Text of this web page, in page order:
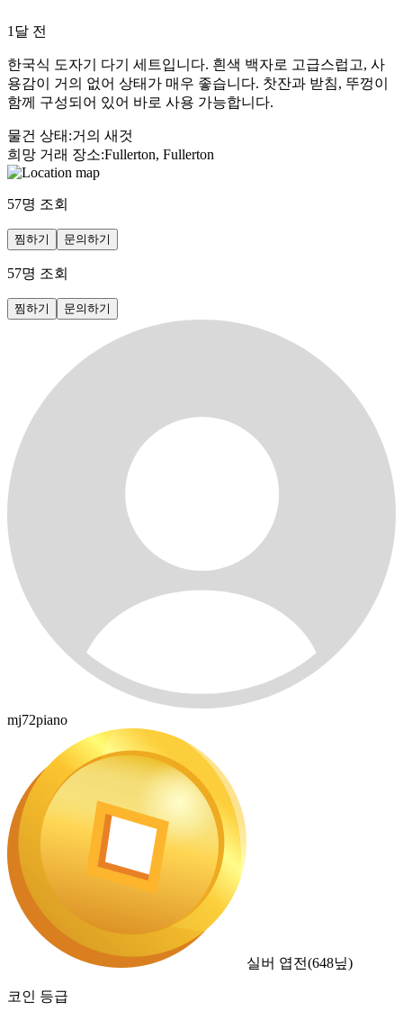
1달 전
한국식 도자기 다기 세트입니다. 흰색 백자로 고급스럽고, 사
용감이 거의 없어 상태가 매우 좋습니다. 찻잔과 받침, 뚜껑이
함께 구성되어 있어 바로 사용 가능합니다.
물건 상태 :거의 새것
희망 거래 장소:Fullerton, Fullerton
57명 조회
찜하기 문의하기
57명 조회
찜하기 문의하기
mj72piano
실버 엽전(648닢)
코인 등급